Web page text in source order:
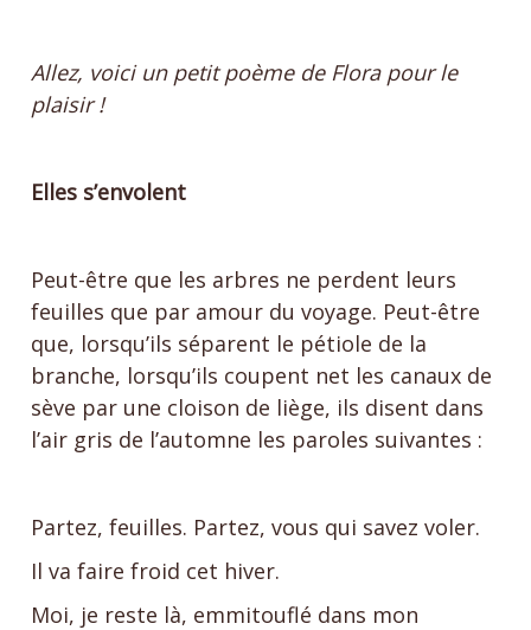
Allez, voici un petit poème de Flora pour le
plaisir !
Elles s’envolent
Peut-être que les arbres ne perdent leurs
feuilles que par amour du voyage. Peut-être
que, lorsqu’ils séparent le pétiole de la
branche, lorsqu’ils coupent net les canaux de
sève par une cloison de liège, ils disent dans
l’air gris de l’automne les paroles suivantes :
Partez, feuilles. Partez, vous qui savez voler.
Il va faire froid cet hiver.
Moi, je reste là, emmitouflé dans mon